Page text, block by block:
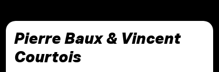
Pierre Baux & Vincent
Courtois